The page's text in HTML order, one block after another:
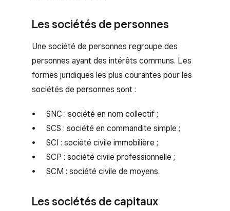
Les sociétés de personnes
Une société de personnes regroupe des
personnes ayant des intérêts communs. Les
formes juridiques les plus courantes pour les
sociétés de personnes sont :
SNC : société en nom collectif ;
SCS : société en commandite simple ;
SCI : société civile immobilière ;
SCP : société civile professionnelle ;
SCM : société civile de moyens.
Les sociétés de capitaux